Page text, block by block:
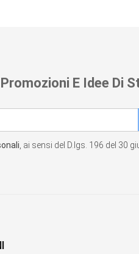
E Idee Di
, ai sensi del D.lgs. 196 del 30